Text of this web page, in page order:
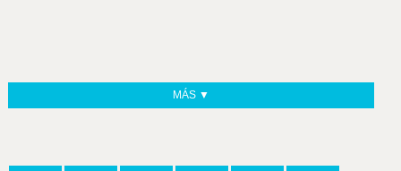
MÁS ▼